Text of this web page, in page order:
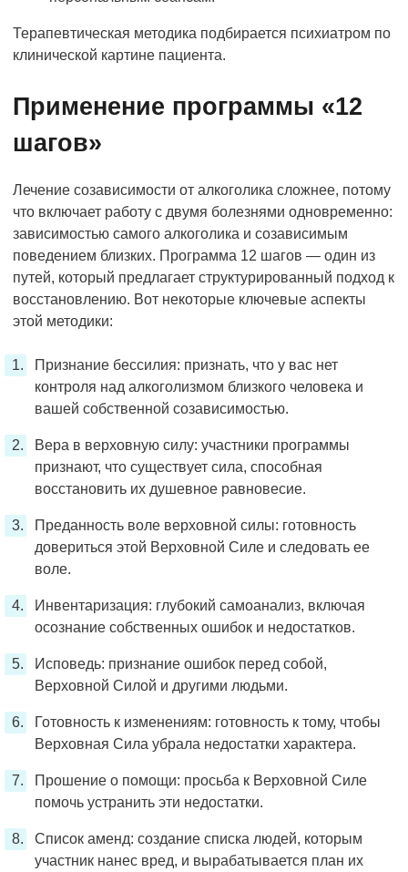
Терапевтическая методика подбирается психиатром по
клинической картине пациента.
Применение программы «12
шагов»
Лечение созависимости от алкоголика сложнее, потому
что включает работу с двумя болезнями одновременно:
зависимостью самого алкоголика и созависимым
поведением близких. Программа 12 шагов — один из
путей, который предлагает структурированный подход к
восстановлению. Вот некоторые ключевые аспекты
этой методики:
Признание бессилия: признать, что у вас нет
контроля над алкоголизмом близкого человека и
вашей собственной созависимостью.
Вера в верховную силу: участники программы
признают, что существует сила, способная
восстановить их душевное равновесие.
Преданность воле верховной силы: готовность
довериться этой Верховной Силе и следовать ее
воле.
Инвентаризация: глубокий самоанализ, включая
осознание собственных ошибок и недостатков.
Исповедь: признание ошибок перед собой,
Верховной Силой и другими людьми.
Готовность к изменениям: готовность к тому, чтобы
Верховная Сила убрала недостатки характера.
Прошение о помощи: просьба к Верховной Силе
помочь устранить эти недостатки.
Список аменд: создание списка людей, которым
участник нанес вред, и вырабатывается план их